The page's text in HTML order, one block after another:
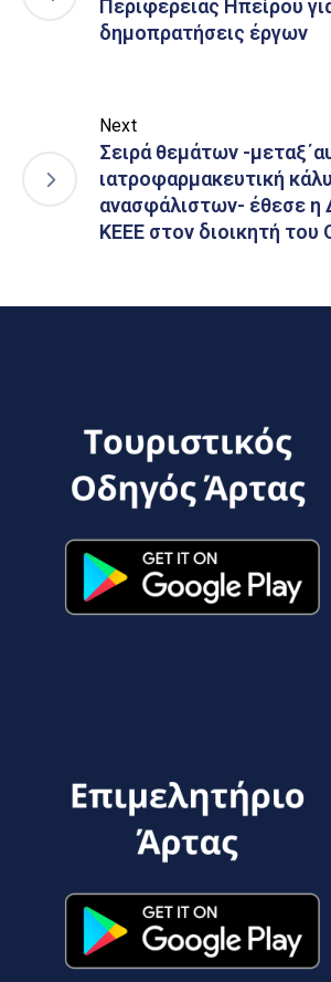
Περιφέρειας Ηπείρου
δημοπρατήσεις έργων
Next
Σειρά θεμάτων -
ιατροφαρμακευτική
ανασφάλιστων- έθεσε η
ΚΕΕΕ στον διοικητή του